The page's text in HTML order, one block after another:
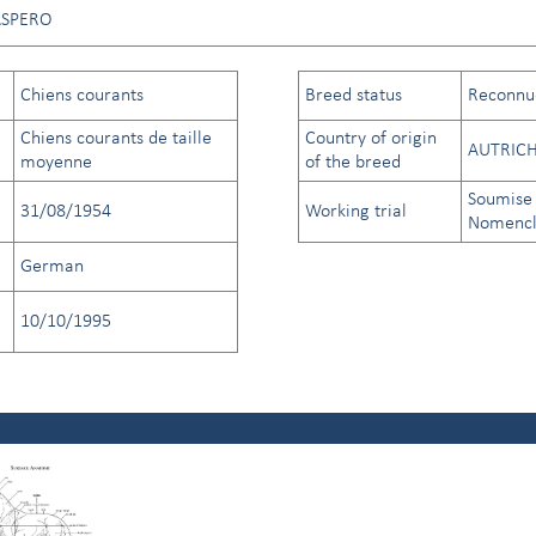
Chiens courants
Chiens courants de taille
moyenne
31/08/1954
German
10/10/1995
Breed status
Country of origin
of the breed
Working trial